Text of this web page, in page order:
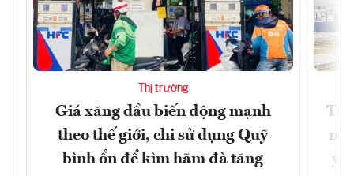
Thị trường
Giá xăng dầu biến động mạnh
theo thế giới, chi sử dụng Quỹ
bình ổn để kìm hãm đà tăng